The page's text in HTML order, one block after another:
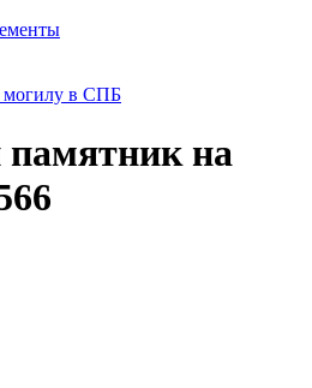
могилу в СПБ
на